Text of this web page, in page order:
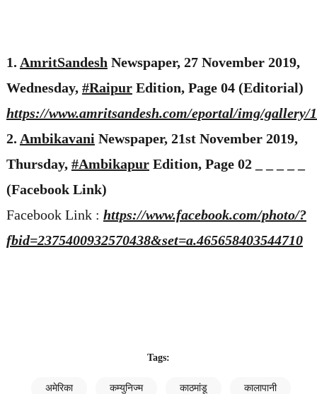
1. AmritSandesh Newspaper, 27 November 2019,
Wednesday, #RaipurEdition, Page 04 (Editorial)
https://www.amritsandesh.com/eportal/img/gallery/
2. Ambikavani Newspaper, 21st November 2019,
Thursday, #AmbikapurEdition, Page 02 _ _ _ _ _
(Facebook Link)
Facebook Link : https://www.facebook.com/photo/?
fbid=2375400932570438&set=a.465658403544710
Tags:
अमेरिका कम्युनिज्म काठमांडू कालापानी